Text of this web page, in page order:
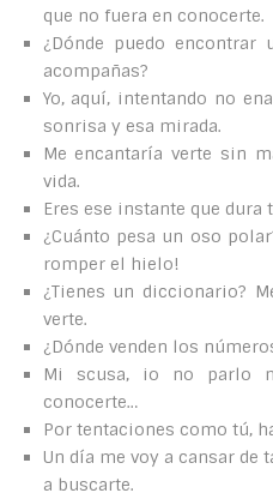
que no fuera en conocerte.
¿Dónde puedo encontrar
acompañas?
Yo, aquí, intentando no
sonrisa y esa mirada.
Me encantaría verte sin
vida.
Eres ese instante que
¿Cuánto pesa un oso
romper el hielo!
¿Tienes un diccionario?
verte.
¿Dónde venden los
Mi scusa, io no parlo
conocerte…
Por tentaciones como tú,
Un día me voy a cansar
a buscarte.